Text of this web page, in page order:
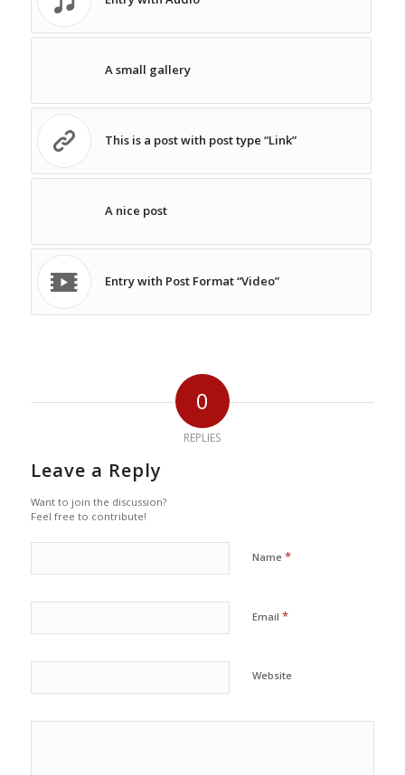
A small gallery
This is a post with post type “Link”
A nice post
Entry with Post Format “Video”
0
REPLIES
Leave a Reply
Want to join the discussion?
Feel free to contribute!
Name *
Email *
Website